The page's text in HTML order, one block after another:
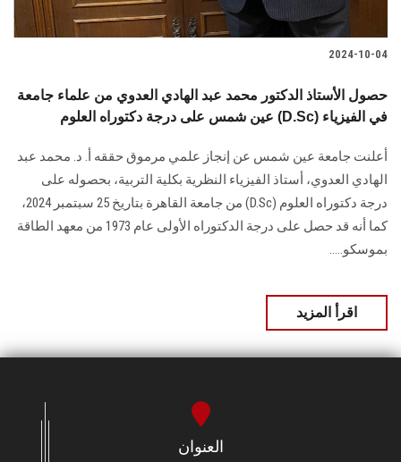
الدراسات العليا
الموظفون
الزائـرون
سجل الان
2024-10-04
حصول الأستاذ الدكتور محمد عبد الهادي العدوي من علماء جامعة
عين شمس على درجة دكتوراه العلوم (D.Sc) في الفيزياء
أعلنت جامعة عين شمس عن إنجاز علمي مرموق حققه أ. د. محمد عبد
الهادي العدوي، أستاذ الفيزياء النظرية بكلية التربية، بحصوله على
درجة دكتوراه العلوم (D.Sc) من جامعة القاهرة بتاريخ 25 سبتمبر 2024،
كما أنه قد حصل على درجة الدكتوراه الأولى عام 1973 من معهد الطاقة
بموسكو.....
اقرأ المزيد
العنوان